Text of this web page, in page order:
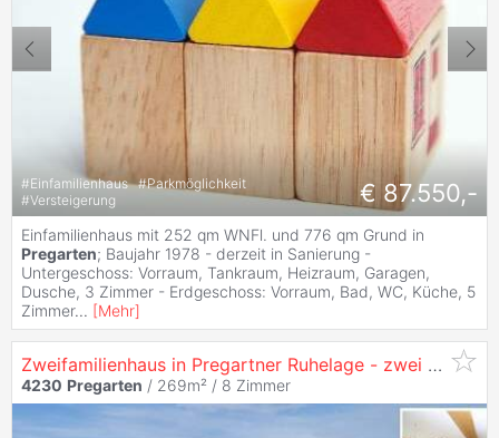
#Einfamilienhaus #Parkmöglichkeit
#Versteigerung € 87.550,-
Einfamilienhaus mit 252 qm WNFl. und 776 qm Grund in
Pregarten; Baujahr 1978 - derzeit in Sanierung -
Untergeschoss: Vorraum, Tankraum, Heizraum, Garagen,
Dusche, 3 Zimmer - Erdgeschoss: Vorraum, Bad, WC, Küche, 5
Zimmer... [Mehr]
Zweifamilienhaus in Pregartner Ruhelage - zwei getrennte Wohneinheiten auf 269 m² Wohnfläche
4230 Pregarten / 269m² / 8 Zimmer